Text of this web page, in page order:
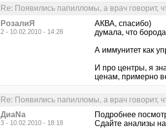
Re: Появились папилломы, а врач говорит,
РозалиЯ
2 - 10.02.2010 - 14:28
АКВА, спасибо)
думала, что
А иммунитет как
И про центры, я
ценам, примерно
Re: Появились папилломы, а врач говорит,
ДиаNa
3 - 10.02.2010 - 18:18
Подробнее
Сдайте анализы